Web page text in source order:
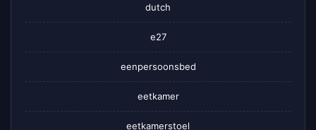
dutch
e27
eenpersoonsbed
eetkamer
eetkamerstoel